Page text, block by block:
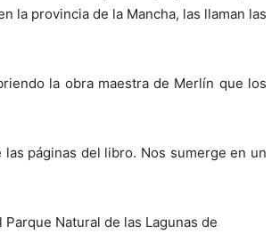
la provincia de la Mancha, las llaman las
la obra maestra de Merlín que los
páginas del libro. Nos sumerge en un
Natural de las Lagunas de